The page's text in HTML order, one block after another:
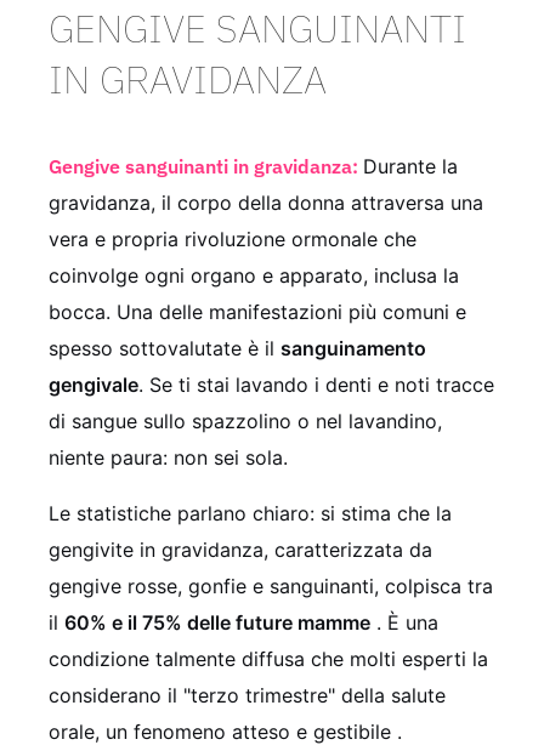
GENGIVE SANGUINANTI
IN GRAVIDANZA
Gengive sanguinanti in gravidanza: Durante la
gravidanza, il corpo della donna attraversa una
vera e propria rivoluzione ormonale che
coinvolge ogni organo e apparato, inclusa la
bocca. Una delle manifestazioni più comuni e
spesso sottovalutate è il sanguinamento
gengivale. Se ti stai lavando i denti e noti tracce
di sangue sullo spazzolino o nel lavandino,
niente paura: non sei sola.
Le statistiche parlano chiaro: si stima che la
gengivite in gravidanza, caratterizzata da
gengive rosse, gonfie e sanguinanti, colpisca tra
il 60% e il 75% delle future mamme . È una
condizione talmente diffusa che molti esperti la
considerano il "terzo trimestre" della salute
orale, un fenomeno atteso e gestibile .